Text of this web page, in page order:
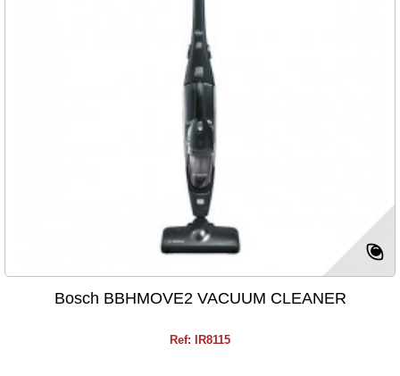
Bosch BBHMOVE2 VACUUM CLEANER
Ref: IR8115